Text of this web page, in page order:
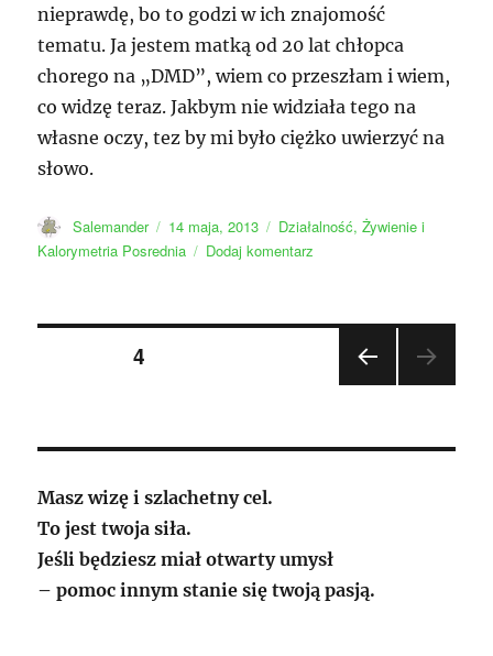
nieprawdę, bo to godzi w ich znajomość
tematu. Ja jestem matką od 20 lat chłopca
chorego na „DMD”, wiem co przeszłam i wiem,
co widzę teraz. Jakbym nie widziała tego na
własne oczy, tez by mi było ciężko uwierzyć na
słowo.
Autor
Salemander
Data
publikacji
14 maja, 2013 Kategorie
Działalność,Żywienie i
Kalorymetria Posrednia
Dodaj komentarz
Stronicowanie
STR
STRONA4
Masz wizę i szlachetny cel.
To jest twoja siła.
Jeśli będziesz miał otwarty umysł
– pomoc innym stanie się twoją pasją.